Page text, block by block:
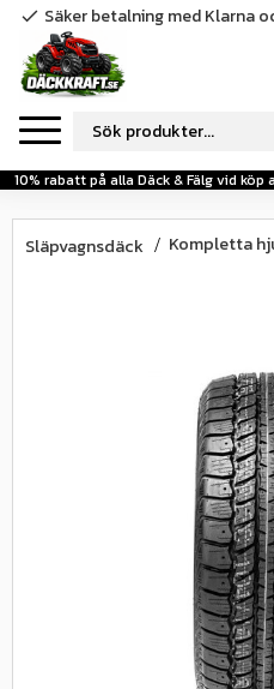
Meny
10% rabatt på alla Däck & Fälg vid
check Säker betalning med Klarna
Släpvagnsdäck Kompletta